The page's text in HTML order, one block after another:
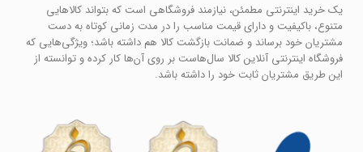
یک خرید اینترنتی مطمئن، نیازمند فروشگاهی است که بتواند کالاهایی
متنوع، باکیفیت و دارای قیمت مناسب را در مدت زمانی کوتاه به دست
مشتریان خود برساند و ضمانت بازگشت کالا هم داشته باشد؛ ویژگی‌هایی که
فروشگاه اینترنتی آنلاین کالا سال‌هاست بر روی آن‌ها کار کرده و توانسته از
این طریق مشتریان ثابت خود را داشته باشد.